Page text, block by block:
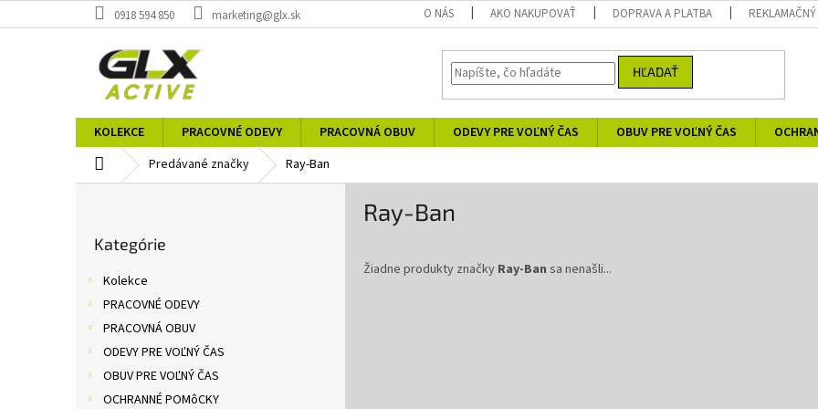
na
0918 594 850 marketing@glx.sk O NÁS AKO NAKUPOVAŤ DOPRAVA A PLATBA REKLAMAČNÝ
HĽADAŤ
KOLEKCE PRACOVNÉ ODEVY PRACOVNÁ OBUV ODEVY PRE VOĽNÝ ČAS OBUV PRE VOĽNÝ ČAS
DomovPredávané značky Ray-Ban
kategórie
Kategórie
Kolekce
PRACOVNÉ ODEVY
PRACOVNÁ OBUV
ODEVY PRE VOĽNÝ ČAS
OBUV PRE VOĽNÝ ČAS
OCHRANNÉ POMôCKY
Ray-Ban
Žiadne produkty značky Ray-Ban sa nenašli...